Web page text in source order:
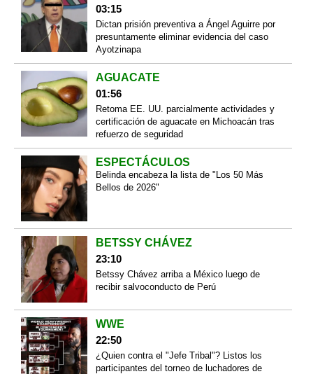
03:15
Dictan prisión preventiva a Ángel Aguirre por
presuntamente eliminar evidencia del caso
Ayotzinapa
AGUACATE
01:56
Retoma EE. UU. parcialmente actividades y
certificación de aguacate en Michoacán tras
refuerzo de seguridad
ESPECTÁCULOS
Belinda encabeza la lista de "Los 50 Más
Bellos de 2026"
BETSSY CHÁVEZ
23:10
Betssy Chávez arriba a México luego de
recibir salvoconducto de Perú
WWE
22:50
¿Quien contra el "Jefe Tribal"? Listos los
participantes del torneo de luchadores de